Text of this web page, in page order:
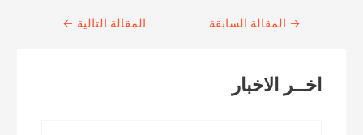
Continue
→ المقالة السابقة المقالة التالية ←
اخــر الاخبار